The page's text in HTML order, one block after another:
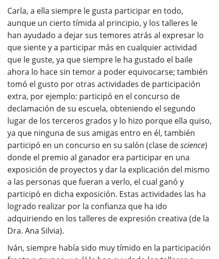
Carla, a ella siempre le gusta participar en todo,
aunque un cierto tímida al principio, y los talleres le
han ayudado a dejar sus temores atrás al expresar lo
que siente y a participar más en cualquier actividad
que le guste, ya que siempre le ha gustado el baile
ahora lo hace sin temor a poder equivocarse; también
tomó el gusto por otras actividades de participación
extra, por ejemplo: participó en el concurso de
declamación de su escuela, obteniendo el segundo
lugar de los terceros grados y lo hizo porque ella quiso,
ya que ninguna de sus amigas entro en él, también
participó en un concurso en su salón (clase descience)
donde el premio al ganador era participar en una
exposición de proyectos y dar la explicación del mismo
a las personas que fueran a verlo, el cual ganó y
participó en dicha exposición. Estas actividades las ha
logrado realizar por la confianza que ha ido
adquiriendo en los talleres de expresión creativa (de la
Dra. Ana Silvia).
Iván, siempre había sido muy tímido en la participación